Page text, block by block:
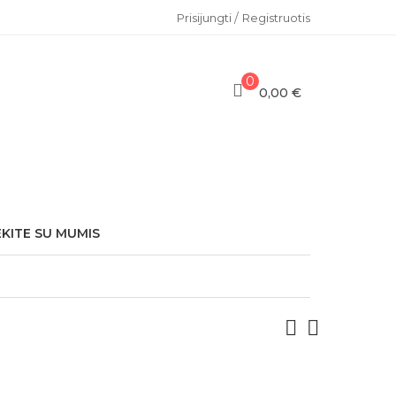
Prisijungti/ Registruotis
0
0,00 €
SU MUMIS